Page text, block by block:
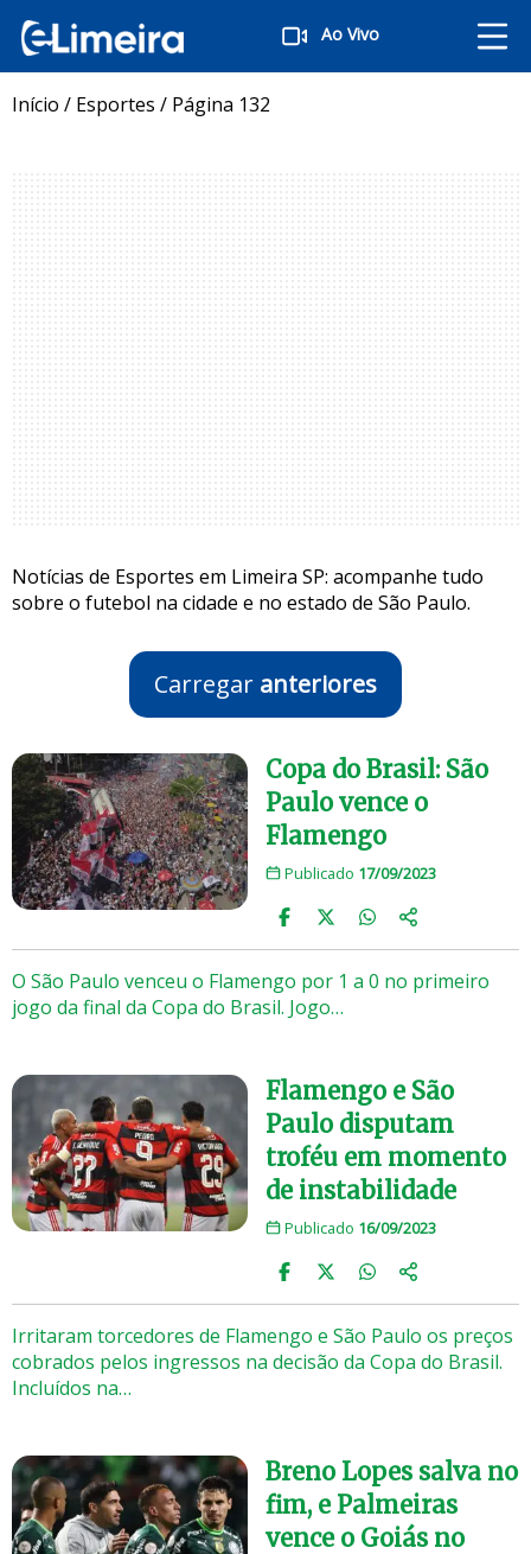
Ao Vivo
Início / Esportes / Página 132
Notícias de Esportes em Limeira SP: acompanhe tudo
sobre o futebol na cidade e no estado de São Paulo.
Carregar anteriores
Copa do Brasil: São
Paulo vence o
Flamengo
Publicado 17/09/2023
O São Paulo venceu o Flamengo por 1 a 0 no primeiro
jogo da final da Copa do Brasil. Jogo…
Flamengo e São
Paulo disputam
troféu em momento
de instabilidade
Publicado 16/09/2023
Irritaram torcedores de Flamengo e São Paulo os preços
cobrados pelos ingressos na decisão da Copa do Brasil.
Incluídos na…
Breno Lopes salva no
fim, e Palmeiras
vence o Goiás no